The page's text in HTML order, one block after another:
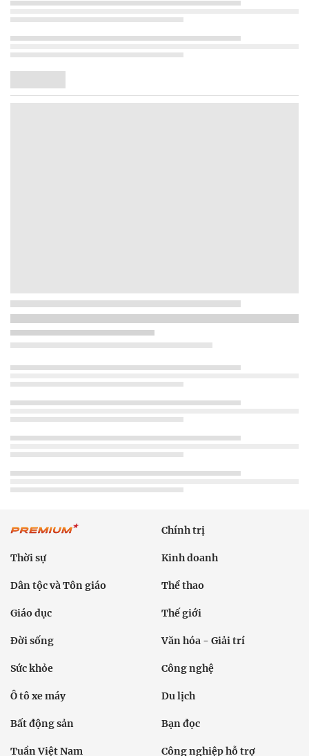
Chính trị
Thời sự Kinh doanh
Dân tộc và Tôn giáo Thể thao
Giáo dục Thế giới
Đời sống Văn hóa - Giải trí
Sức khỏe Công nghệ
Ô tô xe máy Du lịch
Bất động sản Bạn đọc
Tuần Việt Nam Công nghiệp hỗ trợ